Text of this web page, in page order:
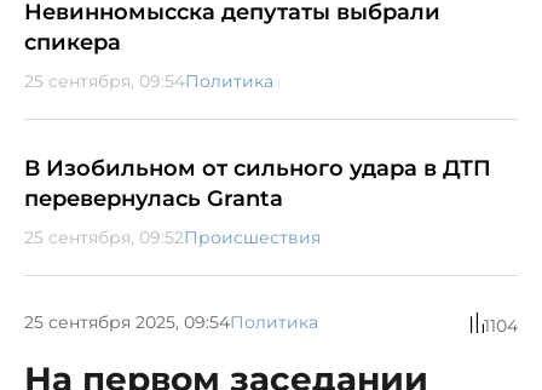
Невинномысска депутаты выбрали
спикера
25 сентября, 09:54Политика
В Изобильном от сильного удара в ДТП
перевернулась Granta
25 сентября, 09:52Происшествия
25 сентября 2025, 09:54Политика 1104
На первом заседании